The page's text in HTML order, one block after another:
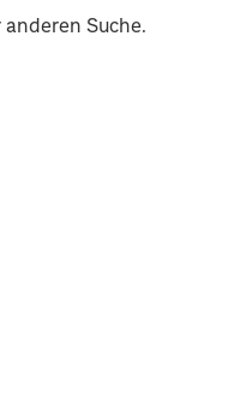
Suche.